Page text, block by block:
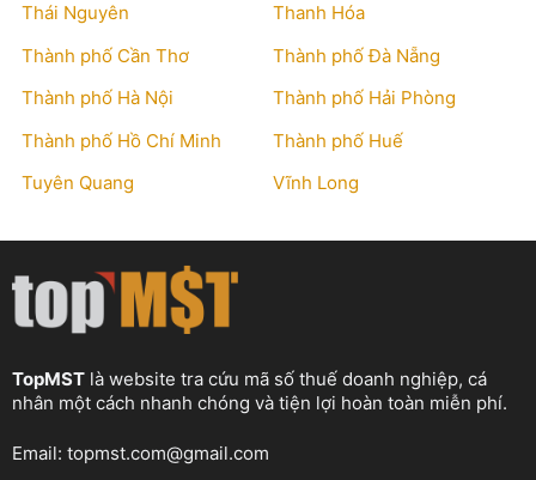
Thái Nguyên
Thanh Hóa
Thành phố Cần Thơ
Thành phố Đà Nẵng
Thành phố Hà Nội
Thành phố Hải Phòng
Thành phố Hồ Chí Minh
Thành phố Huế
Tuyên Quang
Vĩnh Long
TopMST là website tra cứu mã số thuế doanh nghiệp, cá
nhân một cách nhanh chóng và tiện lợi hoàn toàn miễn phí.
Email: topmst.com@gmail.com